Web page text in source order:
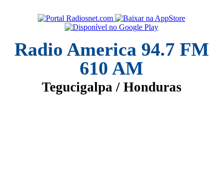
Radio America 94.7 FM
610 AM
Tegucigalpa / Honduras